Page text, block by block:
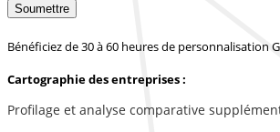
Soumettre
Bénéficiez de 30 à 60 heures de personnalisation
Cartographie des entreprises :
Profilage et analyse comparative